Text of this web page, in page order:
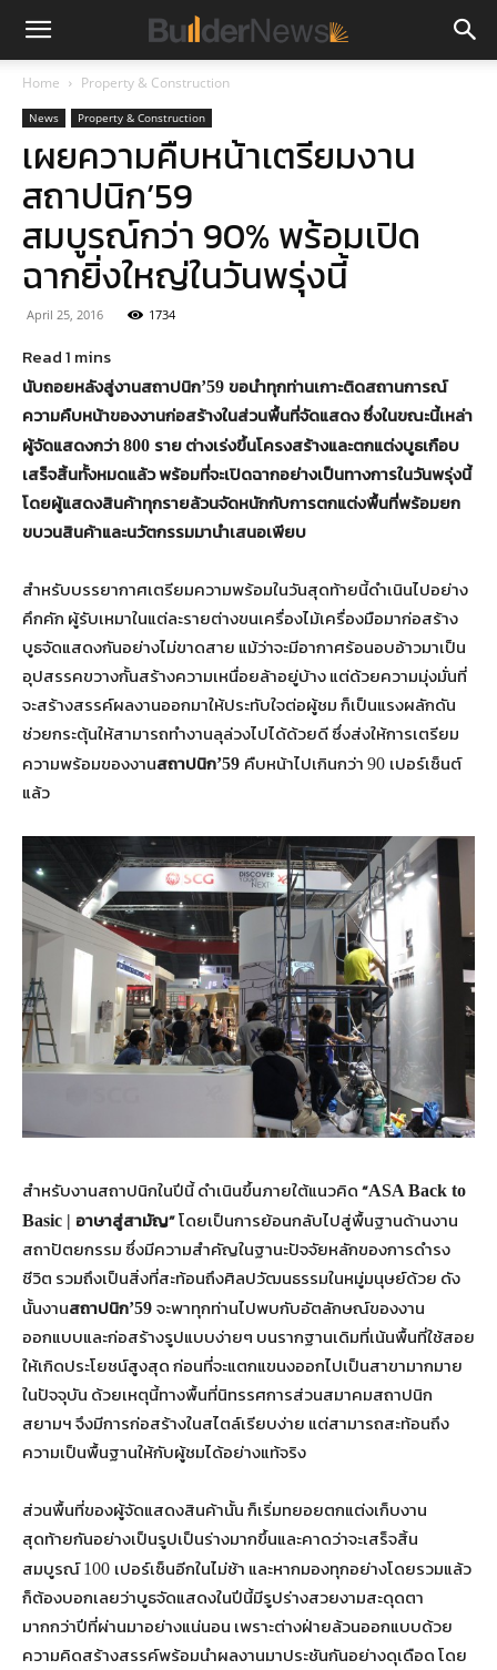
Home Property & Construction
News Property & Construction
เผยความคืบหน้าเตรียมงาน
สถาปนิก’59
สมบูรณ์กว่า 90% พร้อมเปิด
ฉากยิ่งใหญ่ในวันพรุ่งนี้
April 25, 2016 1734
นับถอยหลังสู่งานสถาปนิก’59 ขอนำทุกท่านเกาะติดสถานการณ์
ความคืบหน้าของงานก่อสร้างในส่วนพื้นที่จัดแสดง ซึ่งในขณะนี้เหล่า
ผู้จัดแสดงกว่า800 ราย ต่างเร่งขึ้นโครงสร้างและตกแต่งบูธเกือบ
เสร็จสิ้นทั้งหมดแล้ว พร้อมที่จะเปิดฉากอย่างเป็นทางการในวันพรุ่งนี้
โดยผู้แสดงสินค้าทุกรายล้วนจัดหนักกับการตกแต่งพื้นที่พร้อมยก
ขบวนสินค้าและนวัตกรรมมานำเสนอเพียบ
สำหรับบรรยากาศเตรียมความพร้อมในวันสุดท้ายนี้ดำเนินไปอย่าง
คึกคัก ผู้รับเหมาในแต่ละรายต่างขนเครื่องไม้เครื่องมือมาก่อสร้าง
บูธจัดแสดงกันอย่างไม่ขาดสาย แม้ว่าจะมีอากาศร้อนอบอ้าวมาเป็น
อุปสรรคขวางกั้นสร้างความเหนื่อยล้าอยู่บ้าง แต่ด้วยความมุ่งมั่นที่
จะสร้างสรรค์ผลงานออกมาให้ประทับใจต่อผู้ชม ก็เป็นแรงผลักดัน
ช่วยกระตุ้นให้สามารถทำงานลุล่วงไปได้ด้วยดี ซึ่งส่งให้การเตรียม
ความพร้อมของงานสถาปนิก’59 คืบหน้าไปเกินกว่า 90 เปอร์เซ็นต์
แล้ว
สำหรับงานสถาปนิกในปีนี้ ดำเนินขึ้นภายใต้แนวคิด“ASA Back to
Basic | อาษาสู่สามัญ”โดยเป็นการย้อนกลับไปสู่พื้นฐานด้านงาน
สถาปัตยกรรม ซึ่งมีความสำคัญในฐานะปัจจัยหลักของการดำรง
ชีวิต รวมถึงเป็นสิ่งที่สะท้อนถึงศิลปวัฒนธรรมในหมู่มนุษย์ด้วย ดัง
นั้นงานสถาปนิก’59 จะพาทุกท่านไปพบกับอัตลักษณ์ของงาน
ออกแบบและก่อสร้างรูปแบบง่ายๆ บนรากฐานเดิมที่เน้นพื้นที่ใช้สอย
ให้เกิดประโยชน์สูงสุด ก่อนที่จะแตกแขนงออกไปเป็นสาขามากมาย
ในปัจจุบัน ด้วยเหตุนี้ทางพื้นที่นิทรรศการส่วนสมาคมสถาปนิก
สยามฯ จึงมีการก่อสร้างในสไตล์เรียบง่าย แต่สามารถสะท้อนถึง
ความเป็นพื้นฐานให้กับผู้ชมได้อย่างแท้จริง
ส่วนพื้นที่ของผู้จัดแสดงสินค้านั้น ก็เริ่มทยอยตกแต่งเก็บงาน
สุดท้ายกันอย่างเป็นรูปเป็นร่างมากขึ้นและคาดว่าจะเสร็จสิ้น
สมบูรณ์100 เปอร์เซ็นอีกในไม่ช้า และหากมองทุกอย่างโดยรวมแล้ว
ก็ต้องบอกเลยว่าบูธจัดแสดงในปีนี้มีรูปร่างสวยงามสะดุดตา
มากกว่าปีที่ผ่านมาอย่างแน่นอน เพราะต่างฝ่ายล้วนออกแบบด้วย
ความคิดสร้างสรรค์พร้อมนำผลงานมาประชันกันอย่างดุเดือด โดย